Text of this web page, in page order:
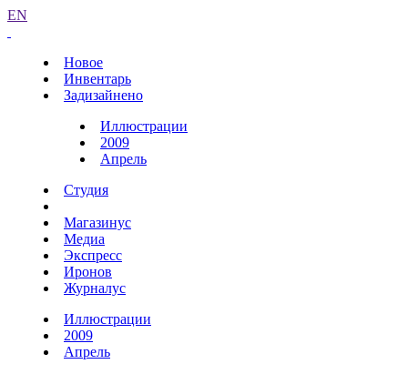
EN
Новое
Инвентарь
Задизайнено
Иллюстрации
2009
Апрель
Студия
Магазинус
Медиа
Экспресс
Иронов
Журналус
Иллюстрации
2009
Апрель